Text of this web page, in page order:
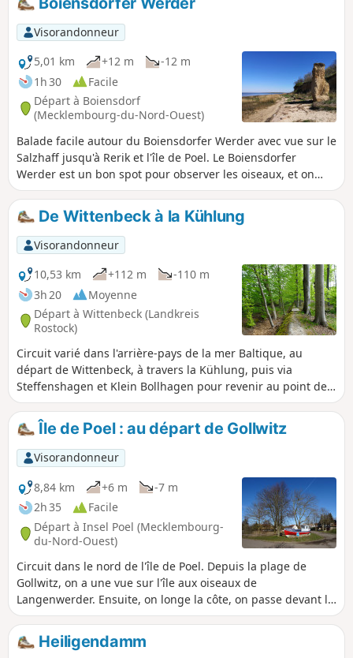
Visorandonneur
5,01 km
+12 m
-12 m
1h 30
Facile
Départ à Boiensdorf
(Mecklembourg-du-Nord-Ouest)
Balade facile autour du Boiensdorfer Werder avec vue sur le
Salzhaff jusqu'à Rerik et l'île de Poel. Le Boiensdorfer
Werder est un bon spot pour observer les oiseaux, et on
peut même parfois voir des phoques.
De Wittenbeck à la Kühlung
Visorandonneur
10,53 km
+112 m
-110 m
3h 20
Moyenne
Départ à Wittenbeck (Landkreis
Rostock)
Circuit varié dans l'arrière-pays de la mer Baltique, au
départ de Wittenbeck, à travers la Kühlung, puis via
Steffenshagen et Klein Bollhagen pour revenir au point de
départ.
Île de Poel : au départ de Gollwitz
Visorandonneur
8,84 km
+6 m
-7 m
2h 35
Facile
Départ à Insel Poel (Mecklembourg-
du-Nord-Ouest)
Circuit dans le nord de l'île de Poel. Depuis la plage de
Gollwitz, on a une vue sur l'île aux oiseaux de
Langenwerder. Ensuite, on longe la côte, on passe devant le
phare de Gollwitz jusqu'au village Am Schwarzen Busch,
puis on revient vers l'intérieur des terres jusqu'au point de
départ.Heiligendamm